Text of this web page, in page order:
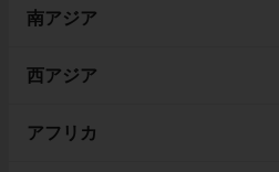
南アジア
西アジア
アフリカ